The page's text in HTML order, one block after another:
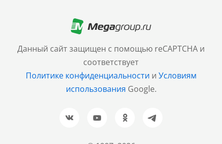
Данный сайт защищен с помощью reCAPTCHA и
соответствует
Политике конфиденциальности и Условиям
использования Google.
+7 (499) 705-30-10
Санкт-Петербург
+7 (812) 600-77-33
Барнаул
+7 (961) 999-93-93
Новосибирск